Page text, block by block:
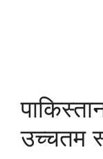
उच्चतम